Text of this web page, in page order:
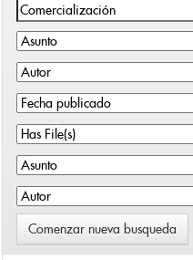
Comenzar nueva busqueda